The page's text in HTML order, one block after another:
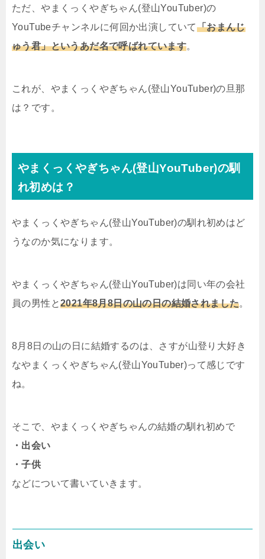
ただ、やまくっくやぎちゃん(登山YouTuber)の
YouTubeチャンネルに何回か出演していて「おまんじ
ゅう君」というあだ名で呼ばれています。
これが、やまくっくやぎちゃん(登山YouTuber)の旦那
は？です。
やまくっくやぎちゃん(登山YouTuber)の馴
れ初めは？
やまくっくやぎちゃん(登山YouTuber)の馴れ初めはど
うなのか気になります。
やまくっくやぎちゃん(登山YouTuber)は同い年の会社
員の男性と2021年8月8日の山の日の結婚されました。
8月8日の山の日に結婚するのは、さすが山登り大好き
なやまくっくやぎちゃん(登山YouTuber)って感じです
ね。
そこで、やまくっくやぎちゃんの結婚の馴れ初めで
・出会い
・子供
などについて書いていきます。
出会い